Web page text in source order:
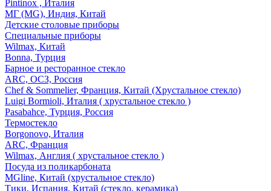
Pintinox , Италия
МГ (MG), Индия, Китай
Детские столовые приборы
Специальные приборы
Wilmax, Китай
Bonna, Турция
Барное и ресторанное стекло
ARC, ОСЗ, Россия
Chef & Sommelier, Франция, Китай (Хрустальное стекло)
Luigi Bormioli, Италия ( хрустальное стекло )
Pasabahce, Турция, Россия
Термостекло
Borgonovo, Италия
ARC, Франция
Wilmax, Англия ( хрустальное стекло )
Посуда из поликарбоната
MGline, Китай (хрустальное стекло)
Тики, Испания, Китай (стекло, керамика)